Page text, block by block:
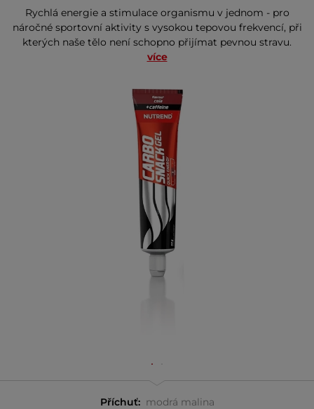
Rychlá energie a stimulace organismu v jednom - pro
náročné sportovní aktivity s vysokou tepovou frekvencí, při
kterých naše tělo není schopno přijímat pevnou stravu.
více
Příchuť: modrá malina